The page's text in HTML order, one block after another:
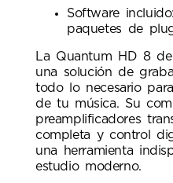
Software
paquetes de
La Quantum HD 8 de
una solución de
todo lo necesario
de tu música. Su
preamplificadores
completa y control
una herramienta
estudio moderno.